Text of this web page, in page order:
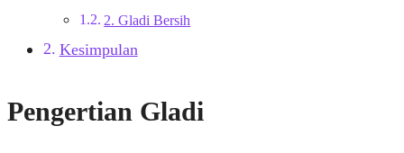
2. Gladi Bersih
Kesimpulan
Pengertian Gladi